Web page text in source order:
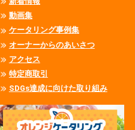
動画集
ケータリング事例集
オーナーからのあいさつ
アクセス
特定商取引
SDGs達成に向けた取り組み